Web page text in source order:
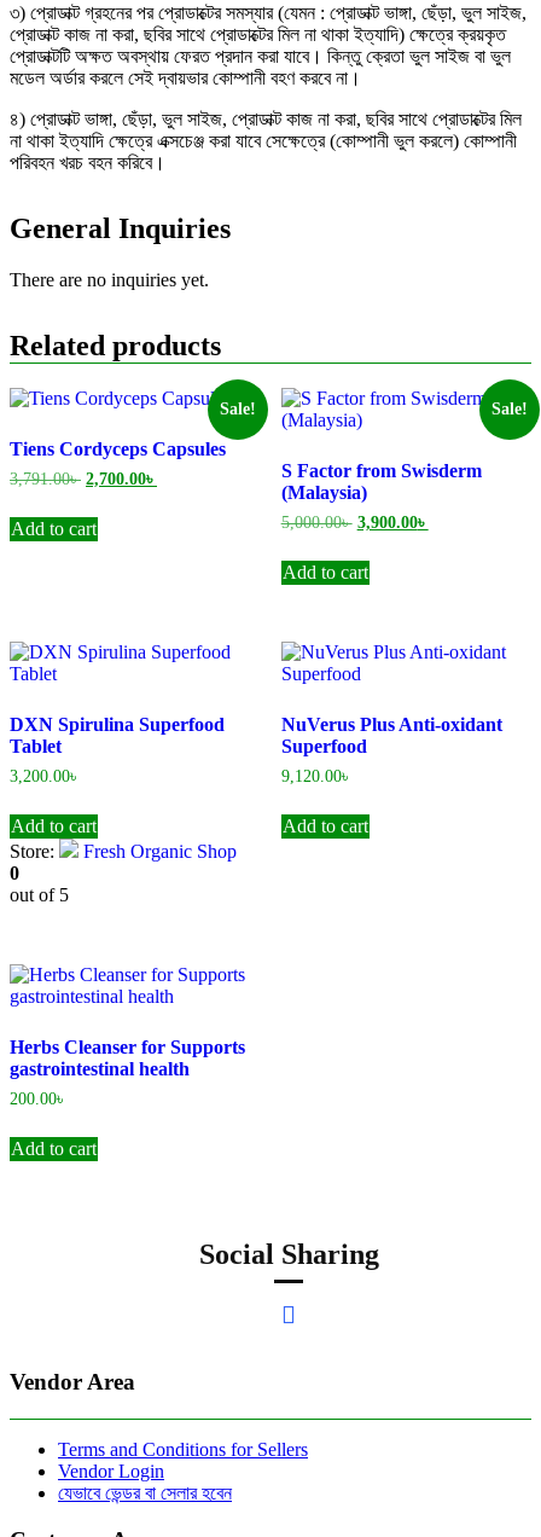
৩) প্রোডাক্ট গ্রহনের পর প্রোডাক্টের সমস্যার (যেমন : প্রোডাক্ট ভাঙ্গা, ছেঁড়া, ভুল সাইজ,
প্রোডাক্ট কাজ না করা, ছবির সাথে প্রোডাক্টের মিল না থাকা ইত্যাদি) ক্ষেত্রে ক্রয়কৃত
প্রোডাক্টটি অক্ষত অবস্থায় ফেরত প্রদান করা যাবে। কিন্তু ক্রেতা ভুল সাইজ বা ভুল
মডেল অর্ডার করলে সেই দ্বায়ভার কোম্পানী বহণ করবে না।
৪) প্রোডাক্ট ভাঙ্গা, ছেঁড়া, ভুল সাইজ, প্রোডাক্ট কাজ না করা, ছবির সাথে প্রোডাক্টের মিল
না থাকা ইত্যাদি ক্ষেত্রে এক্সচেঞ্জ করা যাবে সেক্ষেত্রে (কোম্পানী ভুল করলে) কোম্পানী
পরিবহন খরচ বহন করিবে।
General Inquiries
There are no inquiries yet.
Related products
Sale!
Tiens Cordyceps Capsules
3,791.00৳ Original
was:
3,791.00৳ .
2,700.00৳
Add to cart
Sale!
S Factor from Swisderm
(Malaysia)
5,000.00৳ Original
was:
5,000.00৳ .
3,900.00৳
Add to cart
DXN Spirulina Superfood
Tablet
3,200.00৳
Add to cart
Store:
Fresh Organic Shop
0
out of 5
NuVerus Plus Anti-oxidant
Superfood
9,120.00৳
Add to cart
Herbs Cleanser for Supports
gastrointestinal health
200.00৳
Add to cart
Social Sharing
Vendor Area
Terms and Conditions for Sellers
Vendor Login
যেভাবে ভেন্ডর বা সেলার হবেন